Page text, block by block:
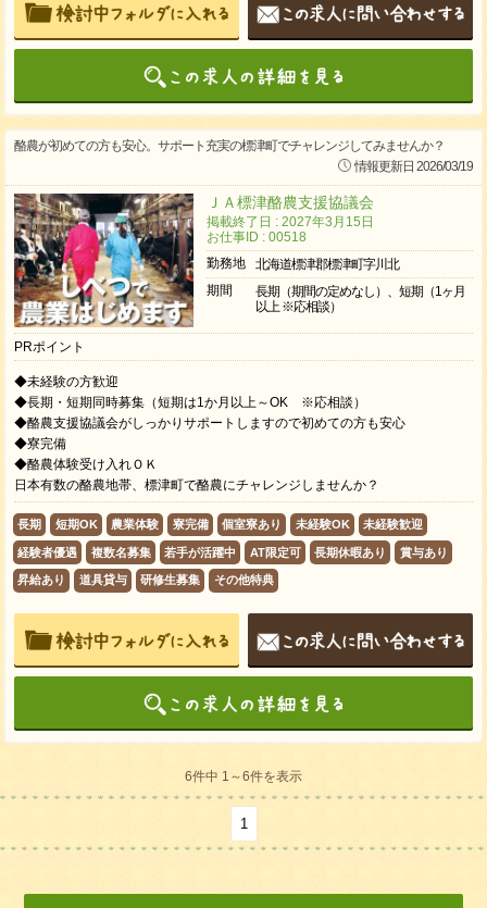
酪農が初めての方も安心。サポート充実の標津町でチャレンジしてみませんか？
情報更新日 2026/03/19
ＪＡ標津酪農支援協議会
掲載終了日 : 2027年3月15日
お仕事ID : 00518
勤務地
北海道標津郡標津町字川北
期間
長期（期間の定めなし）、短期（1ヶ月
以上 ※応相談）
PRポイント
◆未経験の方歓迎
◆長期・短期同時募集（短期は1か月以上～OK ※応相談）
◆酪農支援協議会がしっかりサポートしますので初めての方も安心
◆寮完備
◆酪農体験受け入れＯＫ
日本有数の酪農地帯、標津町で酪農にチャレンジしませんか？
長期 短期OK 農業体験 寮完備 個室寮あり 未経験OK 未経験歓迎
経験者優遇 複数名募集 若手が活躍中 AT限定可 長期休暇あり 賞与あり
昇給あり 道具貸与 研修生募集 その他特典
6件中 1～6件を表示
1